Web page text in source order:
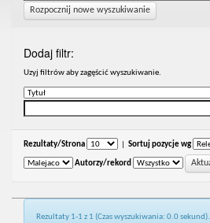
Rozpocznij nowe wyszukiwanie
Dodaj filtr:
Uzyj filtrów aby zagęścić wyszukiwanie.
Rezultaty/Strona Sortuj pozycje wg
Autorzy/rekord
Rezultaty 1-1 z 1 (Czas wyszukiwania: 0.0 sekund).